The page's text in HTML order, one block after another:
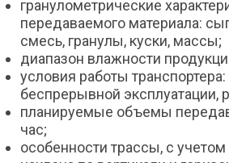
гранулометрические
передаваемого материала:
смесь, гранулы, куски, массы;
диапазон влажности
условия работы
беспрерывной эксплуатации,
планируемые объемы
час;
особенности трассы, с